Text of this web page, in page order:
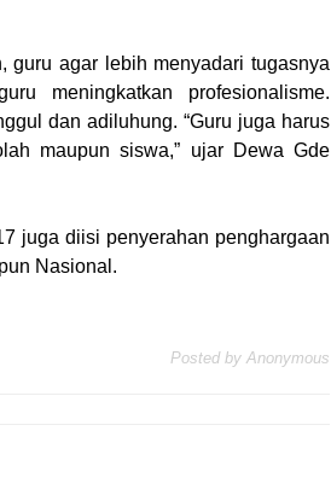
guru agar lebih menyadari tugasnya
meningkatkan profesionalisme.
dan adiluhung. “Guru juga harus
maupun siswa,” ujar Dewa Gde
juga diisi penyerahan penghargaan
Nasional.
Posted by Anonymous